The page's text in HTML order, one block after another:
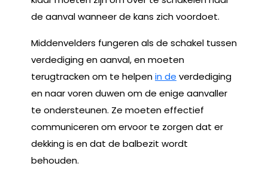
de aanval wanneer de kans zich voordoet.
Middenvelders fungeren als de schakel tussen
verdediging en aanval, en moeten
terugtracken om te helpenin de verdediging
en naar voren duwen om de enige aanvaller
te ondersteunen. Ze moeten effectief
communiceren om ervoor te zorgen dat er
dekking is en dat de balbezit wordt
behouden.